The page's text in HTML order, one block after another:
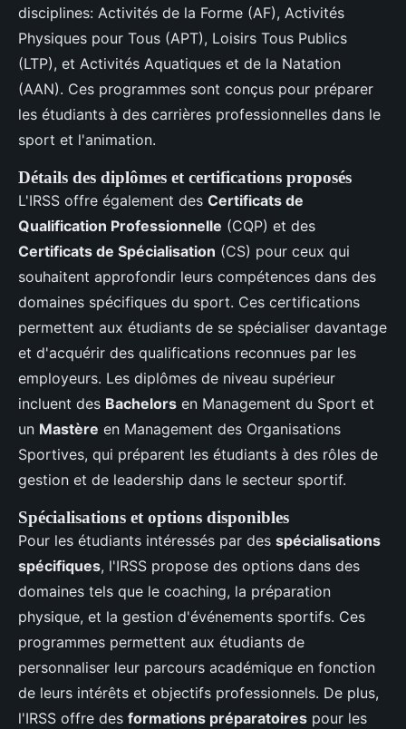
disciplines: Activités de la Forme (AF), Activités
Physiques pour Tous (APT), Loisirs Tous Publics
(LTP), et Activités Aquatiques et de la Natation
(AAN). Ces programmes sont conçus pour préparer
les étudiants à des carrières professionnelles dans le
sport et l'animation.
Détails des diplômes et certifications proposés
L'IRSS offre également des Certificats de
Qualification Professionnelle (CQP) et des
Certificats de Spécialisation (CS) pour ceux qui
souhaitent approfondir leurs compétences dans des
domaines spécifiques du sport. Ces certifications
permettent aux étudiants de se spécialiser davantage
et d'acquérir des qualifications reconnues par les
employeurs. Les diplômes de niveau supérieur
incluent des Bachelors en Management du Sport et
un Mastère en Management des Organisations
Sportives, qui préparent les étudiants à des rôles de
gestion et de leadership dans le secteur sportif.
Spécialisations et options disponibles
Pour les étudiants intéressés par des spécialisations
spécifiques, l'IRSS propose des options dans des
domaines tels que le coaching, la préparation
physique, et la gestion d'événements sportifs. Ces
programmes permettent aux étudiants de
personnaliser leur parcours académique en fonction
de leurs intérêts et objectifs professionnels. De plus,
l'IRSS offre des formations préparatoires pour les